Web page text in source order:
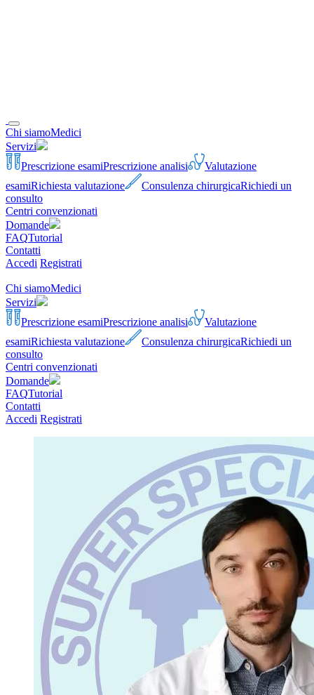
Chi siamoMedici
Servizi
Prescrizione esamiPrescrizione analisi
Valutazione
esamiRichiesta valutazione Consulenza chirurgicaRichiedi un
consulto
Centri convenzionati
Domande
FAQTutorial
Contatti
Accedi Registrati
Chi siamoMedici
Servizi
Prescrizione esamiPrescrizione analisi
Valutazione
esamiRichiesta valutazione Consulenza chirurgicaRichiedi un
consulto
Centri convenzionati
Domande
FAQTutorial
Contatti
Accedi Registrati